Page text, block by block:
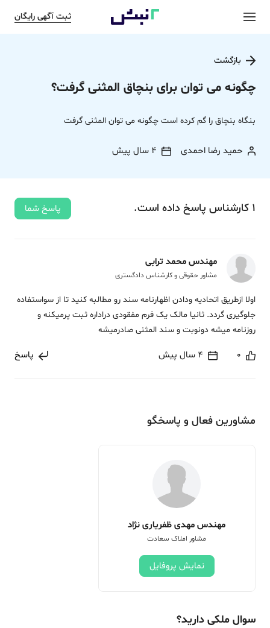
ثبت آگهی رایگان
بازگشت
چگونه می توان برای بنچاق المثنی گرفت؟
بنگاه بنچاق را گم کرده است چگونه می توان المثنی گرفت
حمید رضا احمدی 4 سال پیش
1 کارشناس پاسخ داده‌ است. پاسخ شما
مهندس محمد ترابی
مشاور حقوقی و کارشناس دادگستری
اولا ازطریق اتحادیه ودادن اظهارنامه سند رو مطالبه کنید تا از سواستفاده
جلوگیری گردد. ثانیا مالک یک فرم مفقودی دراداره ثبت پرمیکنه و
روزنامه میشه دونوبت و سند المثنی صادرمیشه
0 4 سال پیش پاسخ
مشاورین فعال و پاسخگو
مهندس مهدی ظفریاری نژاد
مشاور املاک سعادت
نمایش پروفایل
سوال ملکی دارید؟